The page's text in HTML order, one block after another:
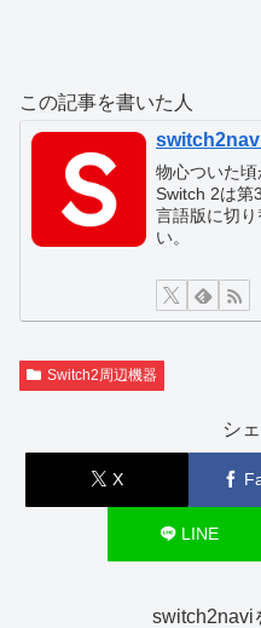
この記事を書いた人
物心ついた頃
Switch 2は第
言語版に切
い。
Switch2周辺機器
シ
X
LINE
switch2navi